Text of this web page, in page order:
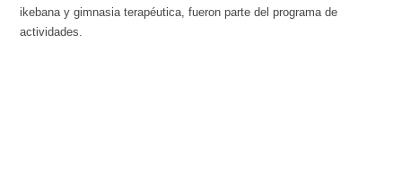
ikebana y gimnasia terapéutica, fueron parte del programa de
actividades.